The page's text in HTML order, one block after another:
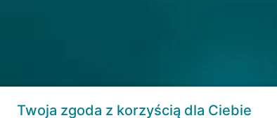
Twoja zgoda z korzyścią dla Ciebie